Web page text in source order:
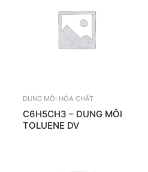
DUNG MÔI HÓA CHẤT
C6H5CH3 – DUNG MÔI
TOLUENE DV